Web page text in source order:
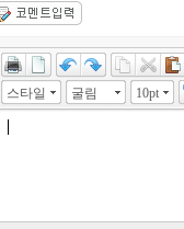
스타일 굴림 10pt